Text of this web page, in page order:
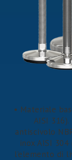
• Materiale
AISI
antiscivolo
inox AISI
l’elemento di